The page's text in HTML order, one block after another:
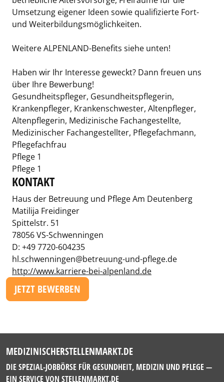
Umsetzung eigener Ideen sowie qualifizierte Fort-
und Weiterbildungsmöglichkeiten.
Weitere ALPENLAND-Benefits siehe unten!
Haben wir Ihr Interesse geweckt? Dann freuen uns
über Ihre Bewerbung!
Gesundheitspfleger, Gesundheitspflegerin,
Krankenpfleger, Krankenschwester, Altenpfleger,
Altenpflegerin, Medizinische Fachangestellte,
Medizinischer Fachangestellter, Pflegefachmann,
Pflegefachfrau
Pflege 1
Pflege 1
KONTAKT
Haus der Betreuung und Pflege Am Deutenberg
Matilija Freidinger
Spittelstr. 51
78056 VS-Schwenningen
D: +49 7720-604235
hl.schwenningen@betreuung-und-pflege.de
http://www.karriere-bei-alpenland.de
JETZT BEWERBEN
MEDIZINISCHERSTELLENMARKT.DE
DIE SPEZIAL-JOBBÖRSE FÜR GESUNDHEIT, MEDIZIN UND PFLEGE —
EIN SERVICE VON STELLENMARKT.DE